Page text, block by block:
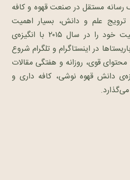
رسانه مستقل در صنعت قهوه و کافه
علم و دانش، بسیار اهمیت
می‌دهد. این رسانه فعالیت خود را در سال ۲۰۱۵ با انگیزه‌ی
در اینستاگرام و تلگرام شروع
محتوای قوی، روزانه و هفتگی مقالات
دانش قهوه نوشی، کافه داری و